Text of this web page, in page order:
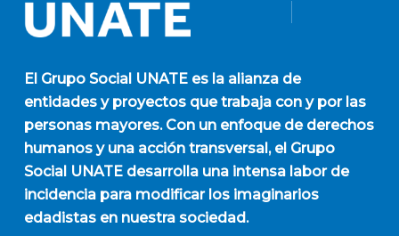
El Grupo Social UNATEes la alianza de
entidades y proyectos que trabaja con y por las
personas mayores. Con un enfoque de derechos
humanos y una acción transversal, el Grupo
Social UNATE desarrolla una intensa labor de
incidencia para modificar los imaginarios
edadistas en nuestra sociedad.